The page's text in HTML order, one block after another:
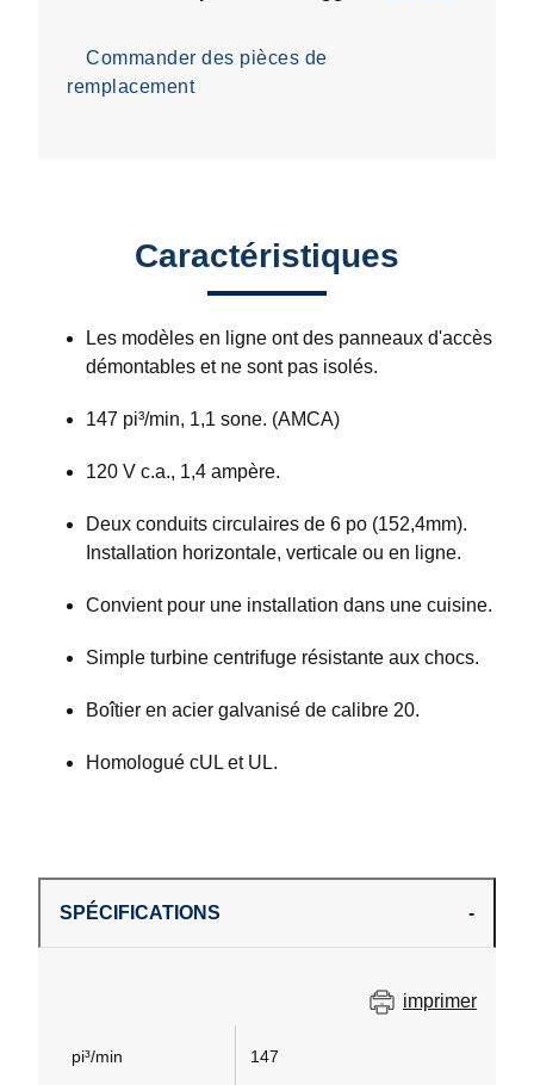
Commander des pièces de
remplacement
Caractéristiques
Les modèles en ligne ont des panneaux d'accès
démontables et ne sont pas isolés.
147 pi³/min, 1,1 sone. (AMCA)
120 V c.a., 1,4 ampère.
Deux conduits circulaires de 6 po (152,4mm).
Installation horizontale, verticale ou en ligne.
Convient pour une installation dans une cuisine.
Simple turbine centrifuge résistante aux chocs.
Boîtier en acier galvanisé de calibre 20.
Homologué cUL et UL.
SPÉCIFICATIONS
imprimer
pi³/min 147